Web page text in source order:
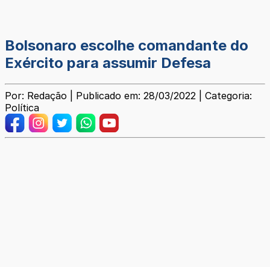
Bolsonaro escolhe comandante do
Exército para assumir Defesa
Por: Redação | Publicado em: 28/03/2022 | Categoria:
Política